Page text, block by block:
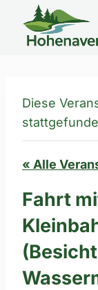
Inhalt
springen
Diese
« Alle
Fahrt